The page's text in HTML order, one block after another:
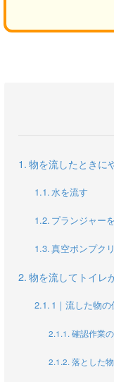
物を流したときに
水を流す
プランジャー
真空ポンプク
物を流してトイレ
1｜流した物
確認作業
落とした